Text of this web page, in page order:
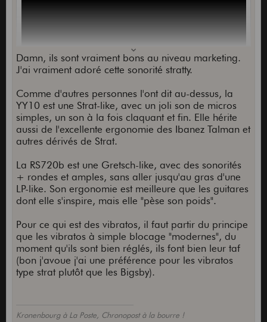
Damn, ils sont vraiment bons au niveau marketing.
J'ai vraiment adoré cette sonorité stratty.
Comme d'autres personnes l'ont dit au-dessus, la
YY10 est une Strat-like, avec un joli son de micros
simples, un son à la fois claquant et fin. Elle hérite
aussi de l'excellente ergonomie des Ibanez Talman et
autres dérivés de Strat.
La RS720b est une Gretsch-like, avec des sonorités
+ rondes et amples, sans aller jusqu'au gras d'une
LP-like. Son ergonomie est meilleure que les guitares
dont elle s'inspire, mais elle "pèse son poids".
Pour ce qui est des vibratos, il faut partir du principe
que les vibratos à simple blocage "modernes", du
moment qu'ils sont bien réglés, ils font bien leur taf
(bon j'avoue j'ai une préférence pour les vibratos
type strat plutôt que les Bigsby).
Kronenbourg à La Poste, Chronopost à la bourre !